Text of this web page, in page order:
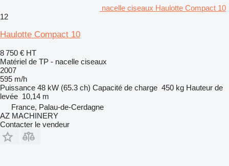
nacelle ciseaux Haulotte Compact 10
12
Haulotte Compact 10
8 750 € HT
Matériel de TP - nacelle ciseaux
2007
595 m/h
Puissance 48 kW (65.3 ch) Capacité de charge 450 kg Hauteur de
levée 10,14 m
France, Palau-de-Cerdagne
AZ MACHINERY
Contacter le vendeur